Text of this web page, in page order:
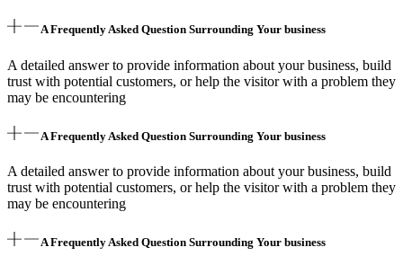
A Frequently Asked Question Surrounding Your business
A detailed answer to provide information about your business, build
trust with potential customers, or help the visitor with a problem they
may be encountering
A Frequently Asked Question Surrounding Your business
A detailed answer to provide information about your business, build
trust with potential customers, or help the visitor with a problem they
may be encountering
A Frequently Asked Question Surrounding Your business